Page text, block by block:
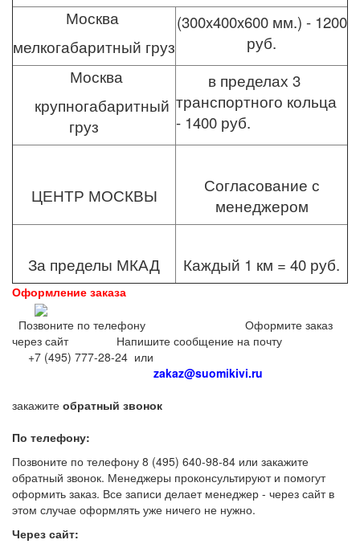
Москва
мелкогабаритный груз
(300x400x600 мм.) - 1200
руб.
Москва
крупногабаритный
груз
в пределах 3
транспортного кольца
- 1400 руб.
ЦЕНТР МОСКВЫ
Согласование с
менеджером
За пределы МКАД Каждый 1 км = 40 руб.
Оформление заказа
Позвоните по телефону Оформите заказ
через сайт Напишите сообщение на почту
+7 (495) 777-28-24 или
zakaz@suomikivi.ru
закажите обратный звонок
По телефону:
Позвоните по телефону 8 (495) 640-98-84 или закажите
обратный звонок. Менеджеры проконсультируют и помогут
оформить заказ. Все записи делает менеджер - через сайт в
этом случае оформлять уже ничего не нужно.
Через сайт: